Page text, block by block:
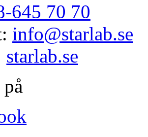
645 70 70
info@starlab.se
starlab.se